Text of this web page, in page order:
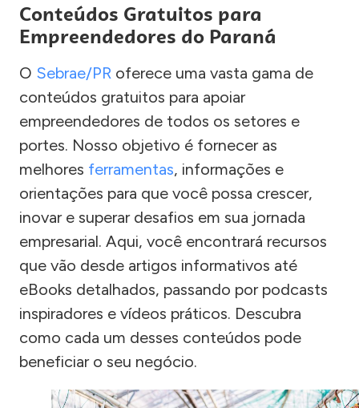
Conteúdos Gratuitos para
Empreendedores do Paraná
O Sebrae/PR oferece uma vasta gama de
conteúdos gratuitos para apoiar
empreendedores de todos os setores e
portes. Nosso objetivo é fornecer as
melhores ferramentas, informações e
orientações para que você possa crescer,
inovar e superar desafios em sua jornada
empresarial. Aqui, você encontrará recursos
que vão desde artigos informativos até
eBooks detalhados, passando por podcasts
inspiradores e vídeos práticos. Descubra
como cada um desses conteúdos pode
beneficiar o seu negócio.